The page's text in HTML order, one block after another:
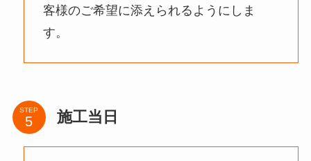
客様のご希望に添えられるようにしま
す。
STEP 施工当日